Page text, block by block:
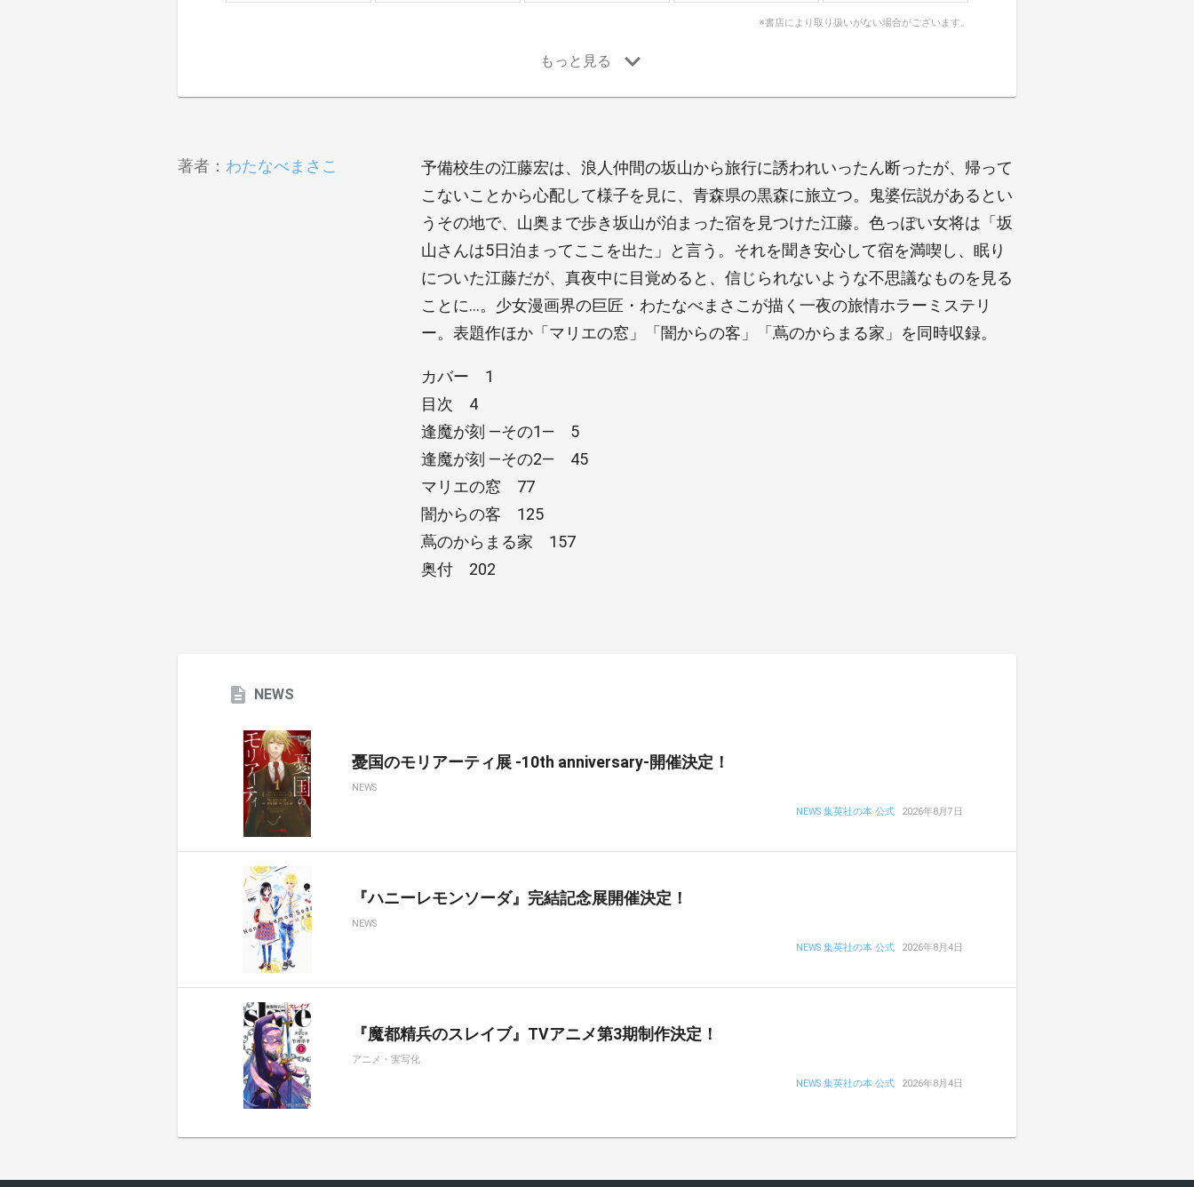
※書店により取り扱いがない場合がございます。
著者： わたなべまさこ
予備校生の江藤宏は、浪人仲間の坂山から旅行に誘われいったん断ったが、帰って
こないことから心配して様子を見に、青森県の黒森に旅立つ。鬼婆伝説があるとい
うその地で、山奥まで歩き坂山が泊まった宿を見つけた江藤。色っぽい女将は「坂
山さんは5日泊まってここを出た」と言う。それを聞き安心して宿を満喫し、眠り
についた江藤だが、真夜中に目覚めると、信じられないような不思議なものを見る
ことに…。少女漫画界の巨匠・わたなべまさこが描く一夜の旅情ホラーミステリ
ー。表題作ほか「マリエの窓」「闇からの客」「蔦のからまる家」を同時収録。
カバー 1
目次 4
逢魔が刻 —その1— 5
逢魔が刻 —その2— 45
マリエの窓 77
闇からの客 125
蔦のからまる家 157
奥付 202
NEWS
憂国のモリアーティ展 -10th anniversary-開催決定！
NEWS
NEWS 集英社の本 公式 2026年8月7日
『ハニーレモンソーダ』完結記念展開催決定！
NEWS
NEWS 集英社の本 公式 2026年8月4日
『魔都精兵のスレイブ』TVアニメ第3期制作決定！
アニメ・実写化
NEWS 集英社の本 公式 2026年8月4日